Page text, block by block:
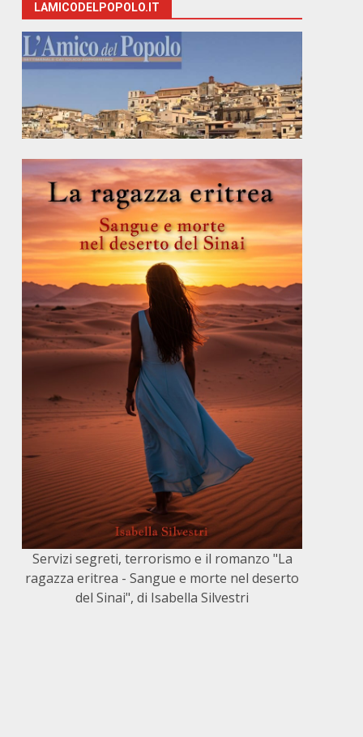
LAMICODELPOPOLO.IT
Servizi segreti, terrorismo e il romanzo "La
ragazza eritrea - Sangue e morte nel deserto
del Sinai", di Isabella Silvestri